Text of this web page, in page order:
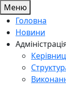
Меню
Головна
Новини